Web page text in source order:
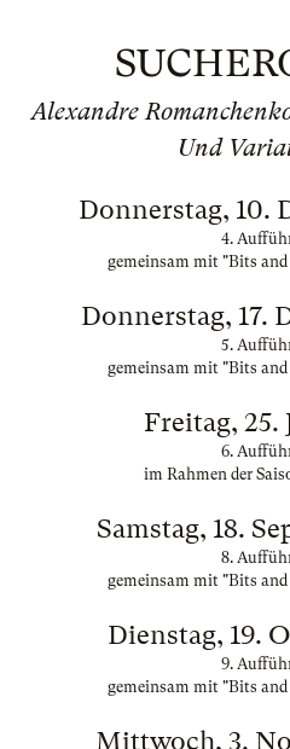
Alexandre
Und
Donnerstag, 10.
4.
gemeinsam mit "Bits and
Donnerstag, 17.
5.
gemeinsam mit "Bits and
Freitag, 25.
6.
im Rahmen der
Samstag, 18.
8.
gemeinsam mit "Bits and
Dienstag, 19.
9.
gemeinsam mit "Bits and
Mittwoch, 3.